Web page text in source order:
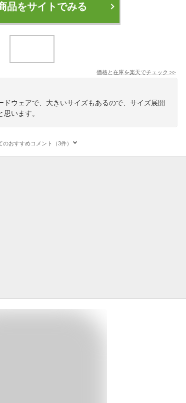
品をサイトでみる
価格と在庫を楽天でチェック >>
ウェアで、大きいサイズもあるので、サイズ展開
います。
のおすすめコメント（3件）